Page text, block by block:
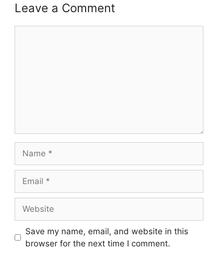
Leave a Comment
Save my name, email, and website in this
browser for the next time I comment.